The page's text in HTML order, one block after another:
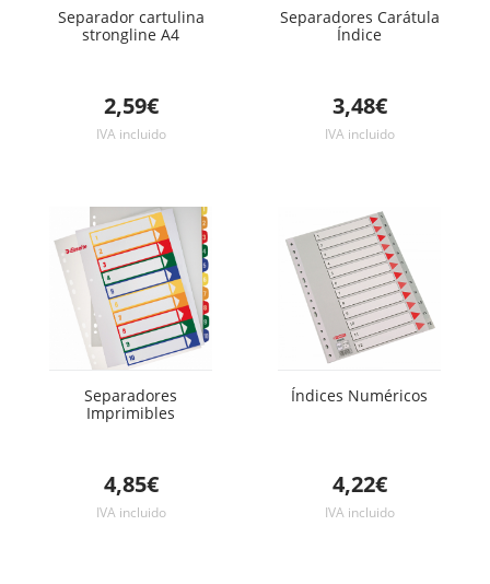
Separador cartulina
strongline A4
2,59€
IVA incluido
Separadores Carátula
Índice
3,48€
IVA incluido
Separadores
Imprimibles
4,85€
IVA incluido
Índices Numéricos
4,22€
IVA incluido